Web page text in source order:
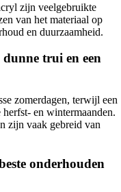
zijn veelgebruikte
van het materiaal op
en duurzaamheid.
dunne trui en een
zomerdagen, terwijl een
en wintermaanden.
zijn vaak gebreid van
onderhouden